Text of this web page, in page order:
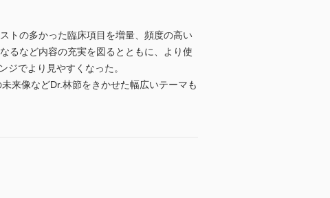
トの多かった臨床項目を増量、頻度の高い
るなど内容の充実を図るとともに、より使
でより見やすくなった。
来像などDr.林節をきかせた幅広いテーマも